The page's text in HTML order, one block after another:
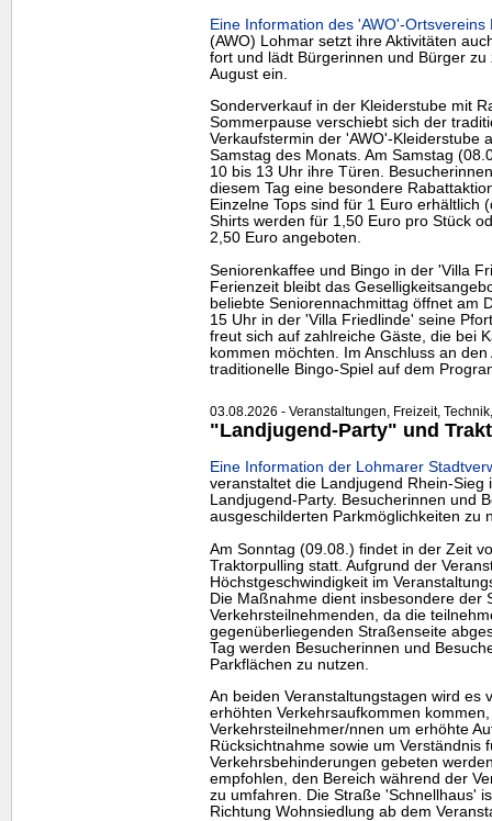
Eine Information des 'AWO'-Ortsvereins
(AWO) Lohmar setzt ihre Aktivitäten
fort und lädt Bürgerinnen und Bürger
August ein.
Sonderverkauf in der Kleiderstube mit
Sommerpause verschiebt sich der
Verkaufstermin der 'AWO'-Kleiderstube
Samstag des Monats. Am Samstag
10 bis 13 Uhr ihre Türen.
diesem Tag eine besondere
Einzelne Tops sind für 1 Euro erhältlich
Shirts werden für 1,50 Euro pro Stück
2,50 Euro angeboten.
Seniorenkaffee und Bingo in der 'Villa
Ferienzeit bleibt das
beliebte Seniorennachmittag öffnet am
15 Uhr in der 'Villa Friedlinde' seine
freut sich auf zahlreiche Gäste, die bei
kommen möchten. Im Anschluss an
traditionelle Bingo-Spiel auf dem
03.08.2026 - Veranstaltungen, Freizeit,
"Landjugend-Party" und
Eine Information der Lohmarer
veranstaltet die Landjugend Rhein-Sieg
Landjugend-Party. Besucherinnen und
ausgeschilderten Parkmöglichkeiten zu
Am Sonntag (09.08.) findet in der Zeit
Traktorpulling statt. Aufgrund der
Höchstgeschwindigkeit im
Die Maßnahme dient insbesondere der
Verkehrsteilnehmenden, da die
gegenüberliegenden Straßenseite
Tag werden Besucherinnen und
Parkflächen zu nutzen.
An beiden Veranstaltungstagen wird es
erhöhten Verkehrsaufkommen
Verkehrsteilnehmer/nnen um erhöhte
Rücksichtnahme sowie um Verständnis
Verkehrsbehinderungen gebeten
empfohlen, den Bereich während der
zu umfahren. Die Straße 'Schnellhaus'
Richtung Wohnsiedlung ab dem